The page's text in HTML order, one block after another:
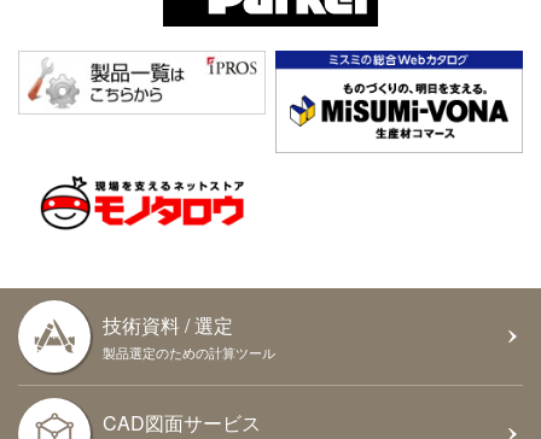
技術資料 / 選定
製品選定のための計算ツール
CAD図面サービス